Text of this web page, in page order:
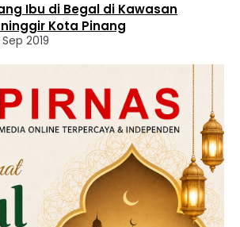
Ibu di Begal di Kawasan
Kota Pinang
2019